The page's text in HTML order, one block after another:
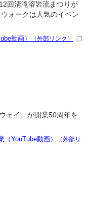
回清滝溶岩流まつりが
ォークは人気のイベン
動画）
（外部リンク）
ェイ」が開業50周年を
YouTube動画）
（外部リ